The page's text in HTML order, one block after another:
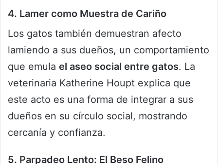
4. Lamer como Muestra de Cariño
Los gatos también demuestran afecto
lamiendo a sus dueños, un comportamiento
que emula el aseo social entre gatos. La
veterinaria Katherine Houpt explica que
este acto es una forma de integrar a sus
dueños en su círculo social, mostrando
cercanía y confianza.
5. Parpadeo Lento: El Beso Felino